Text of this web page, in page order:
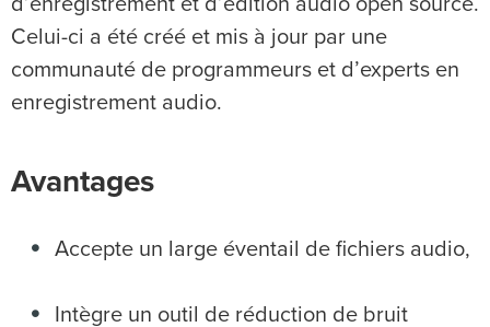
Celui-ci a été créé et mis à jour par une
communauté de programmeurs et d’experts en
enregistrement audio.
Avantages
Accepte un large éventail de fichiers audio,
Intègre un outil de réduction de bruit